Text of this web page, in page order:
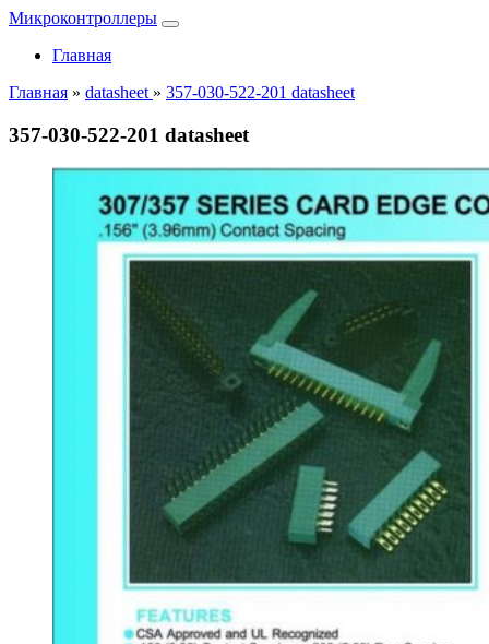
Микроконтроллеры
Главная
Главная » datasheet » 357-030-522-201 datasheet
357-030-522-201 datasheet